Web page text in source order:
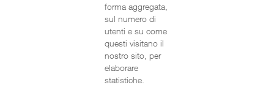
forma aggregata,
sul numero di
utenti e su come
questi visitano il
nostro sito, per
elaborare
statistiche.